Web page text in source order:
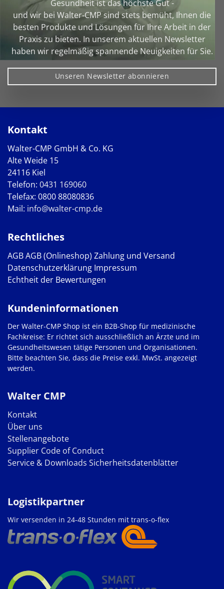
Gesundheit ist das höchste Gut -
und wir bei Walter‑CMP sind stets bemüht, Ihnen die
besten Produkte und Lösungen für Ihre Arbeit in der
Praxis zu bieten. In unserem aktuellen Newsletter
haben wir regelmäßig spannende Neuigkeiten für Sie.
Unseren Newsletter abonnieren
Kontakt
Walter-CMP GmbH & Co. KG
Alte Weide 15
24116 Kiel
Telefon: 0431 169060
Telefax: 0800 88080836
Mail: info@walter-cmp.de
Rechtliches
AGBAGB (Onlineshop) Zahlung und Versand
Datenschutzerklärung Impressum
Echtheit der Bewertungen
Walter CMP
Kontakt
Über uns
Stellenangebote
Supplier Code of Conduct
Service & Downloads Sicherheitsdatenblätter
Kundeninformationen
Der Walter-CMP Shop ist ein B2B-Shop für medizinische
Fachkreise: Er richtet sich ausschließlich an Ärzte und im
Gesundheitswesen tätige Personen und Organisationen.
Bitte beachten Sie, dass die Preise exkl. MwSt. angezeigt
werden.
Logistikpartner
Wir versenden in 24-48 Stunden mit trans-o-flex